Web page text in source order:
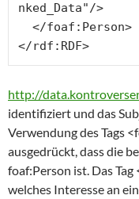
nked_Data"/>
</rdf:RDF>
http://
identifiziert und das
Verwendung des Tags
ausgedrückt, dass die
foaf:Person ist. Das
welches Interesse an